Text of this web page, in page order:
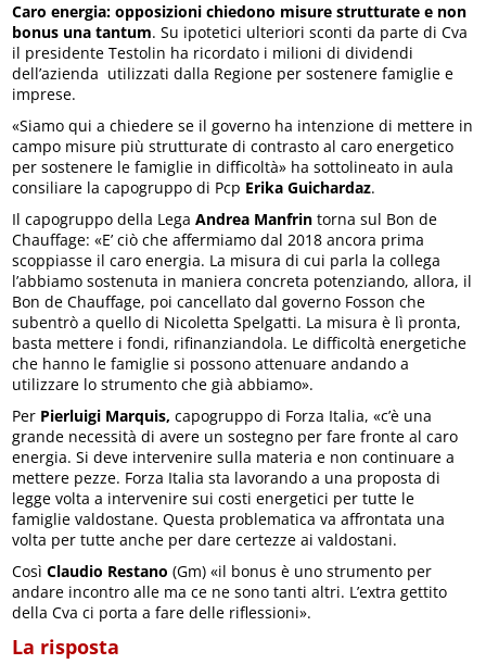
Caro energia: opposizioni chiedono misure strutturate e non
bonus una tantum. Su ipotetici ulteriori sconti da parte di Cva
il presidente Testolin ha ricordato i milioni di dividendi
dell’azienda utilizzati dalla Regione per sostenere famiglie e
imprese.
«Siamo qui a chiedere se il governo ha intenzione di mettere in
campo misure più strutturate di contrasto al caro energetico
per sostenere le famiglie in difficoltà» ha sottolineato in aula
consiliare la capogruppo di Pcp Erika Guichardaz.
Il capogruppo della LegaAndrea Manfrin torna sul Bon de
Chauffage: «E’ ciò che affermiamo dal 2018 ancora prima
scoppiasse il caro energia. La misura di cui parla la collega
l’abbiamo sostenuta in maniera concreta potenziando, allora, il
Bon de Chauffage, poi cancellato dal governo Fosson che
subentrò a quello di Nicoletta Spelgatti. La misura è lì pronta,
basta mettere i fondi, rifinanziandola. Le difficoltà energetiche
che hanno le famiglie si possono attenuare andando a
utilizzare lo strumento che già abbiamo».
Per Pierluigi Marquis, capogruppo di Forza Italia, «c’è una
grande necessità di avere un sostegno per fare fronte al caro
energia. Si deve intervenire sulla materia e non continuare a
mettere pezze. Forza Italia sta lavorando a una proposta di
legge volta a intervenire sui costi energetici per tutte le
famiglie valdostane. Questa problematica va affrontata una
volta per tutte anche per dare certezze ai valdostani.
CosìClaudio Restano (Gm) «il bonus è uno strumento per
andare incontro alle ma ce ne sono tanti altri. L’extra gettito
della Cva ci porta a fare delle riflessioni».
La risposta